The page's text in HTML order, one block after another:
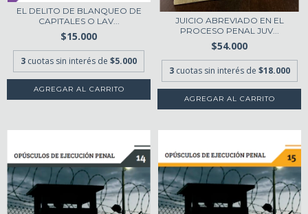
EL DELITO DE BLANQUEO DE
CAPITALES O LAV...
$15.000
3 cuotas sin interés de $5.000
JUICIO ABREVIADO EN EL
PROCESO PENAL JUV...
$54.000
3 cuotas sin interés de $18.000